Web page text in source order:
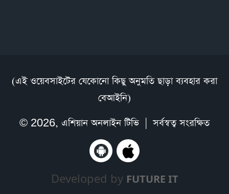
(এই ওয়েবসাইটের যেকোনো কিছু অনুমতি ছাড়া ব্যবহার করা
বেআইনি)
© 2026, এশিয়ান অনলাইন টিভি| সর্বস্বত্ব সংরক্ষিত
Developed by FUTURE IT